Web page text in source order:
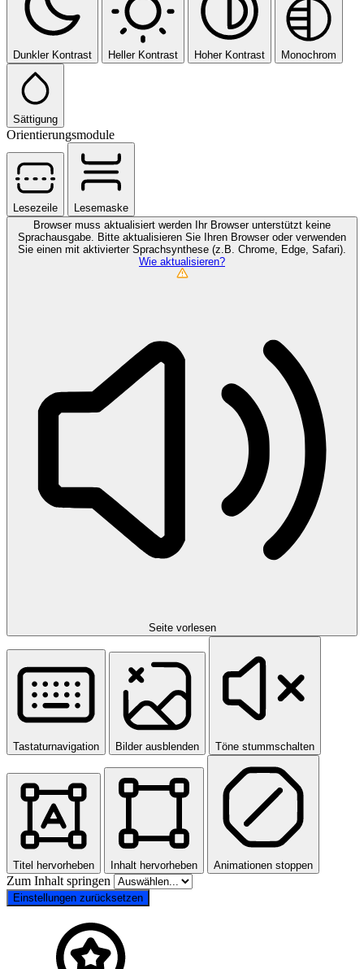
Dunkler Kontrast Heller Kontrast Hoher Kontrast Monochrom
Sättigung
Orientierungsmodule
Lesezeile
Lesemaske
Browser muss aktualisiert werden
Ihr Browser unterstützt keine
Sprachausgabe. Bitte aktualisieren Sie Ihren Browser oder verwenden
Sie einen mit aktivierter Sprachsynthese (z.B. Chrome, Edge, Safari).
Wie aktualisieren?
Seite vorlesen
Tastaturnavigation Bilder ausblenden Töne stummschalten
Titel hervorheben Inhalt hervorheben Animationen stoppen
Zum Inhalt springen
Einstellungen zurücksetzen